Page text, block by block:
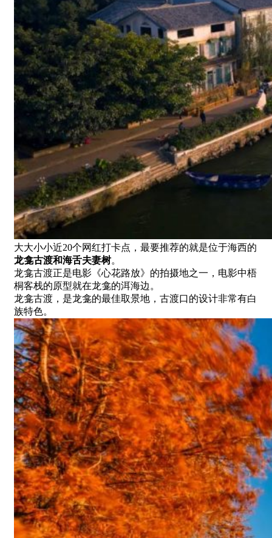
大大小小近20个网红打卡点，最要推荐的就是位于海西的
龙龛古渡和海舌夫妻树。
龙龛古渡正是电影《心花路放》的拍摄地之一，电影中梧
桐客栈的原型就在龙龛的洱海边。
龙龛古渡，是龙龛的最佳取景地，古渡口的设计非常有白
族特色。